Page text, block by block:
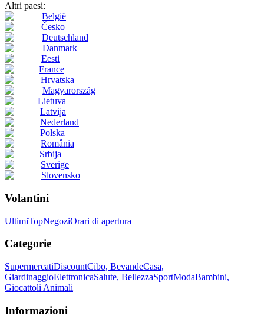
Altri paesi:
België
Česko
Deutschland
Danmark
Eesti
France
Hrvatska
Magyarország
Lietuva
Latvija
Nederland
Polska
România
Srbija
Sverige
Slovensko
Volantini
UltimiTopNegoziOrari di apertura
Categorie
SupermercatiDiscountCibo, BevandeCasa,
GiardinaggioElettronicaSalute, BellezzaSportModaBambini,
Giocattoli Animali
Informazioni